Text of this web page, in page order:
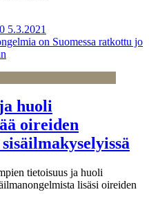
5.3.2021
on Suomessa ratkottu jo
huoli
oireiden
tietoisuus ja huoli
lisäsi oireiden